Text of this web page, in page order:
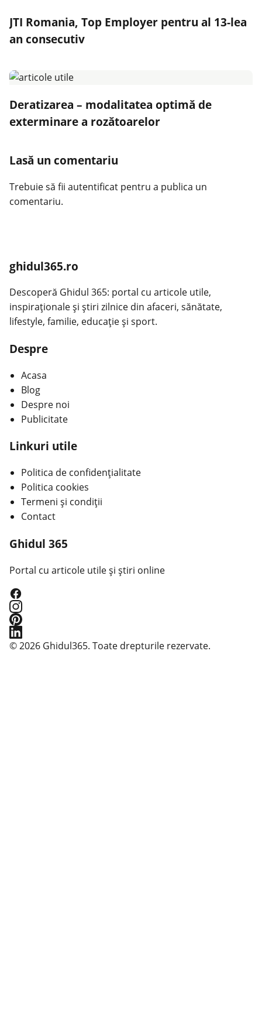
JTI Romania, Top Employer pentru al 13-lea
an consecutiv
Deratizarea – modalitatea optimă de
exterminare a rozătoarelor
Lasă un comentariu
Trebuie să fii autentificat pentru a publica un
comentariu.
ghidul365.ro
Descoperă Ghidul 365: portal cu articole utile,
inspiraționale și știri zilnice din afaceri, sănătate,
lifestyle, familie, educație și sport.
Despre
Acasa
Blog
Despre noi
Publicitate
Linkuri utile
Politica de confidențialitate
Politica cookies
Termeni și condiții
Contact
Ghidul 365
Portal cu articole utile și știri online
© 2026 Ghidul365. Toate drepturile rezervate.